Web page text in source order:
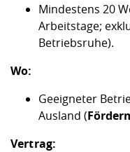
Mindestens 20
Arbeitstage;
Betriebsruhe).
Wo:
Geeigneter
Ausland (
Vertrag: